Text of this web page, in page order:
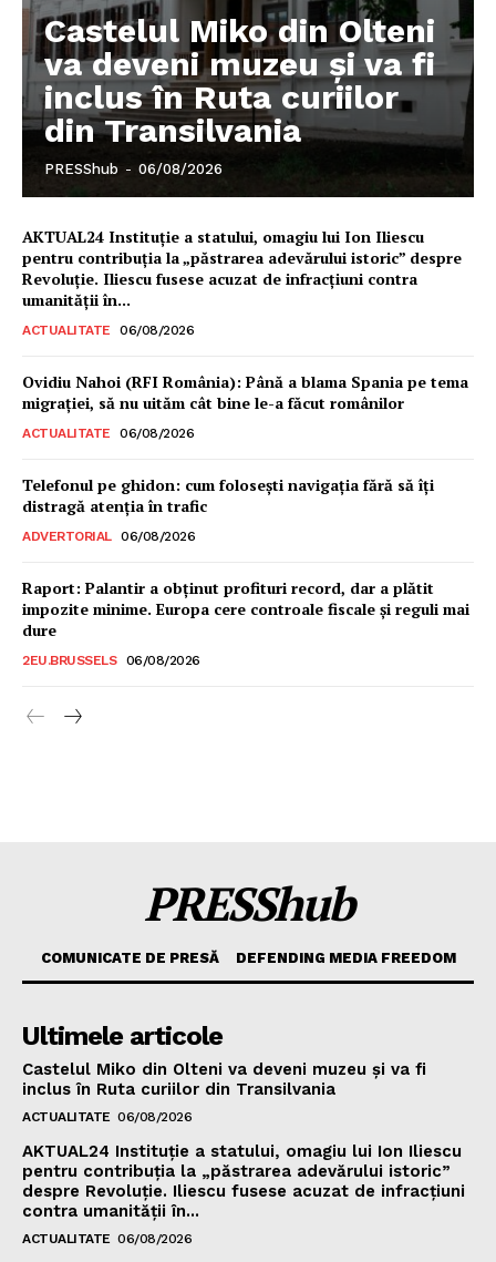
Castelul Miko din Olteni
va deveni muzeu şi va fi
inclus în Ruta curiilor
din Transilvania
PRESShub - 06/08/2026
AKTUAL24 Instituție a statului, omagiu lui Ion Iliescu
pentru contribuția la „păstrarea adevărului istoric” despre
Revoluție. Iliescu fusese acuzat de infracțiuni contra
umanității în...
ACTUALITATE 06/08/2026
Ovidiu Nahoi (RFI România): Până a blama Spania pe tema
migrației, să nu uităm cât bine le-a făcut românilor
ACTUALITATE 06/08/2026
Telefonul pe ghidon: cum folosești navigația fără să îți
distragă atenția în trafic
ADVERTORIAL 06/08/2026
Raport: Palantir a obținut profituri record, dar a plătit
impozite minime. Europa cere controale fiscale și reguli mai
dure
2EU.BRUSSELS 06/08/2026
PRESShub
COMUNICATE DE PRESĂ DEFENDING MEDIA FREEDOM
Ultimele articole
Castelul Miko din Olteni va deveni muzeu şi va fi
inclus în Ruta curiilor din Transilvania
ACTUALITATE 06/08/2026
AKTUAL24 Instituție a statului, omagiu lui Ion Iliescu
pentru contribuția la „păstrarea adevărului istoric”
despre Revoluție. Iliescu fusese acuzat de infracțiuni
contra umanității în...
ACTUALITATE 06/08/2026